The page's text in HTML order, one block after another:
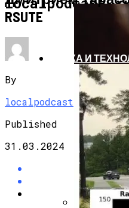
НАУКА И
RSUTE
By
localpodcast
Published
31.03.2024